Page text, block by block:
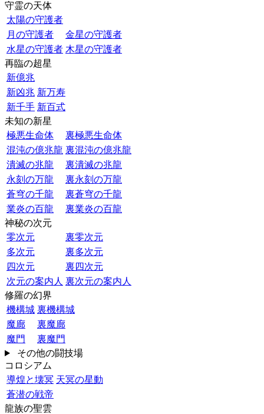
守霊の天体
太陽の守護者
月の守護者
金星の守護者
水星の守護者 木星の守護者
再臨の超星
新億兆
新凶兆 新万寿
新千手 新百式
未知の新星
極悪生命体
裏極悪生命体
混沌の億兆龍 裏混沌の億兆龍
潰滅の兆龍
裏潰滅の兆龍
永刻の万龍
裏永刻の万龍
蒼穹の千龍
裏蒼穹の千龍
業炎の百龍
裏業炎の百龍
神秘の次元
零次元
裏零次元
多次元
裏多次元
四次元
裏四次元
次元の案内人 裏次元の案内人
修羅の幻界
機構城 裏機構城
魔廊
裏魔廊
魔門
裏魔門
その他の闘技場
コロシアム
導煌と壊冥 天冥の星動
蒼潜の戦帝
龍族の聖雲